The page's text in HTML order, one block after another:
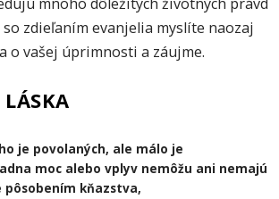
zdieľaním evanjelia myslíte naozaj
o vašej úprimnosti a záujme.
LÁSKA
je povolaných, ale málo je
moc alebo vplyv nemôžu ani nemajú
pôsobením kňazstva,